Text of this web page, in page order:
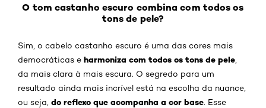
O tom castanho escuro combina com todos os
tons de pele?
Sim, o cabelo castanho escuro é uma das cores mais
democráticas e harmoniza com todos os tons de pele
da mais clara à mais escura. O segredo para um
resultado ainda mais incrível está na escolha da nuance,
ou seja, do reflexo que acompanha a cor base. Esse